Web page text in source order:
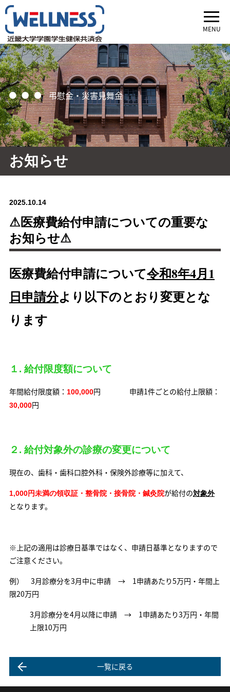
MENU
弔慰金・災害見舞金
お知らせ
2025.10.14
⚠医療費給付申請についての重要な
お知らせ⚠
医療費給付申請について令和8年4月1
日申請分より 以下のとおり変更とな
ります
１. 給付限度額について
年間給付限度額： 100,000円 申請1件ごとの給付上限額：
30,000円
２. 給付対象外の診療の変更について
現在の、歯科・歯科口腔外科・保険外診療等に加えて、
1,000円未満の領収証・整骨院・接骨院・鍼灸院が給付の対象外
となります。
※上記の適用は診療日基準ではなく、申請日基準となりますので
ご注意ください。
例） 3月診療分を3月中に申請 → 1申請あたり5万円・年間上
限20万円
3月診療分を4月以降に申請 → 1申請あたり3万円・年間
上限10万円
一覧に戻る